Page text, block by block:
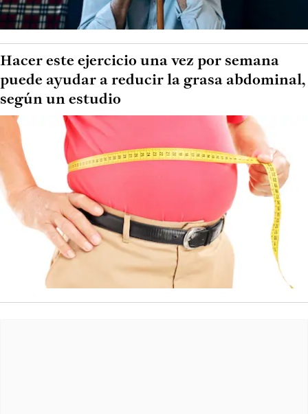
Hacer este ejercicio una vez por semana
puede ayudar a reducir la grasa abdominal,
según un estudio